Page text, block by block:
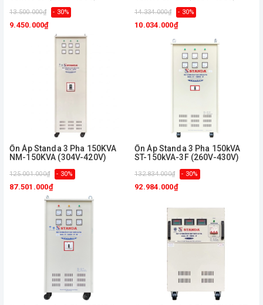
13.500.000₫ - 30%
9.450.000₫
14.334.000₫ - 30%
10.034.000₫
Ổn Áp Standa 3 Pha 150KVA
NM-150KVA (304V-420V)
125.001.000₫ - 30%
87.501.000₫
Ổn Áp Standa 3 Pha 150kVA
ST-150kVA-3F (260V-430V)
132.834.000₫ - 30%
92.984.000₫